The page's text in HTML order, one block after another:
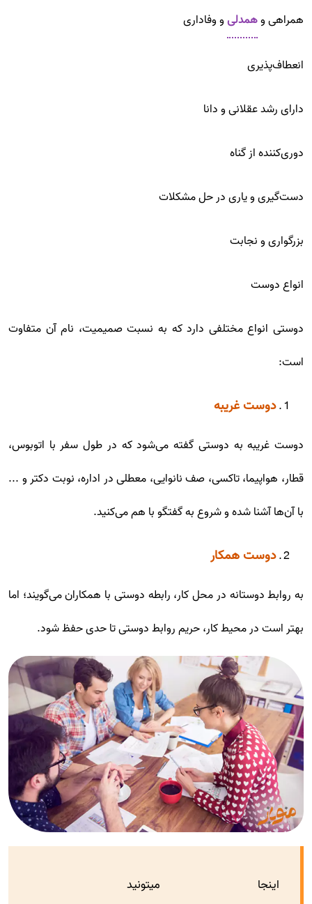
همراهی وهمدلیو وفاداری
انعطاف‌پذیری
دارای رشد عقلانی و دانا
دوری‌کننده از گناه
دست‌گیری و یاری در حل مشکلات
بزرگواری و نجابت
انواع دوست
دوستی انواع مختلفی دارد که به نسبت صمیمیت، نام آن متفاوت
است:
دوست غریبه
دوست غریبه به دوستی گفته می‌شود که در طول سفر با اتوبوس،
قطار، هواپیما، تاکسی، صف نانوایی، معطلی در اداره، نوبت دکتر و ...
با آن‌ها آشنا شده و شروع به گفتگو با هم می‌کنید.
دوست همکار
به روابط دوستانه در محل کار، رابطه دوستی با همکاران می‌گویند؛ اما
بهتر است در محیط کار، حریم روابط دوستی تا حدی حفظ شود.
اینجا میتونید